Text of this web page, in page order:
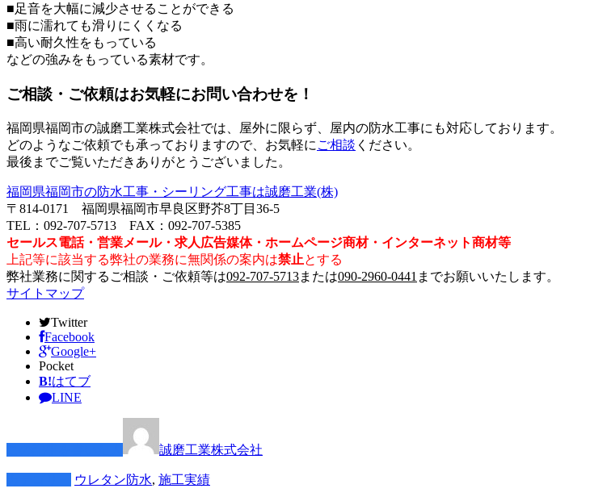
■足音を大幅に減少させることができる
■雨に濡れても滑りにくくなる
■高い耐久性をもっている
などの強みをもっている素材です。
ご相談・ご依頼はお気軽にお問い合わせを！
福岡県福岡市の誠磨工業株式会社では、屋外に限らず、屋内の防水工事にも対応しております。
どのようなご依頼でも承っておりますので、お気軽に ご相談 ください。
最後までご覧いただきありがとうございました。
福岡県福岡市の防水工事・シーリング工事は誠磨工業(株)
〒814-0171 福岡県福岡市早良区野芥8丁目36-5
TEL：092-707-5713 FAX：092-707-5385
セールス電話・営業メール・求人広告媒体・ホームページ商材・インターネット商材等
上記等に該当する弊社の業務に無関係の案内は禁止とする
弊社業務に関するご相談・ご依頼等は092-707-5713または090-2960-0441 までお願いいたします。
サイトマップ
Twitter
Facebook
Google+
Pocket
B!はてブ
LINE
誠磨工業株式会社
ウレタン防水, 施工実績